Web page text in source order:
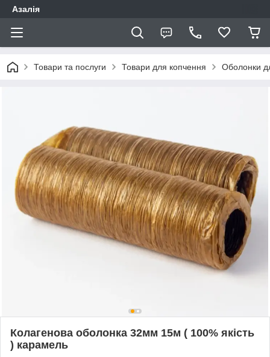
Азалія
Товари та послуги Товари для копчення Оболонки
Колагенова оболонка 32мм 15м ( 100% якість
) карамель